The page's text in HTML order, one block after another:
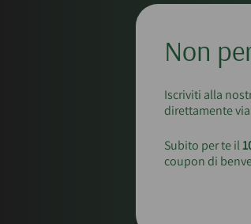
Non
Iscriviti alla
direttamente
Subito per te il
coupon di